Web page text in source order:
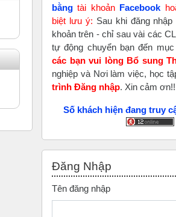
bằng tài khoản Facebook
biệt lưu ý: Sau khi đăng
khoản trên - chỉ sau vài các
tự động chuyển bạn đến
các bạn vui lòng Bổ sung
nghiệp và Nơi làm việc, học
trình Đăng nhập. Xin cảm
Số khách hiện đang truy
Đăng Nhập
Tên đăng nhập